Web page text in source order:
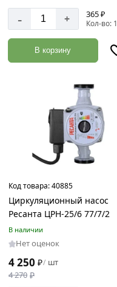
- + 365 ₽
Кол-во: 1
В корзину
Код товара:40885
Циркуляционный насос
Ресанта ЦРН-25/6 77/7/2
В наличии
Нет оценок
4 250 ₽/ шт
4 270 ₽